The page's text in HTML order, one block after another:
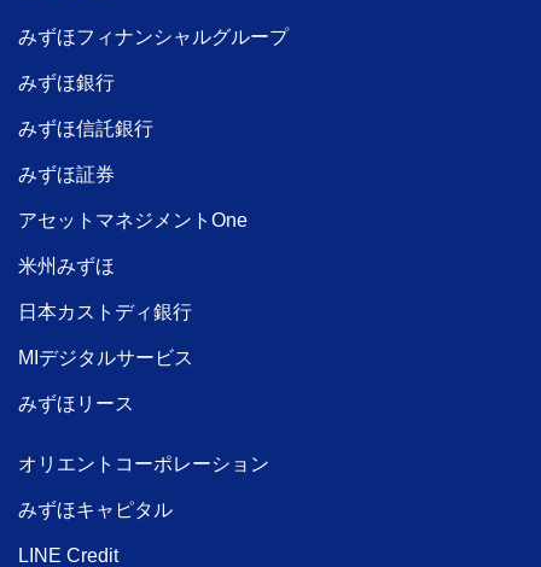
みずほフィナンシャルグループ
みずほ銀行
みずほ信託銀行
みずほ証券
アセットマネジメントOne
米州みずほ
日本カストディ銀行
MIデジタルサービス
みずほリース
オリエントコーポレーション
みずほキャピタル
LINE Credit